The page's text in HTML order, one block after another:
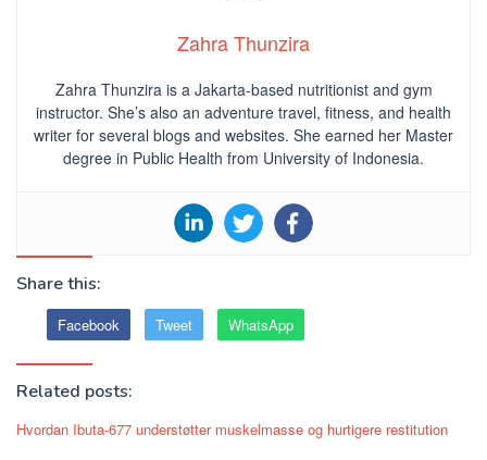
Zahra Thunzira
Zahra Thunzira is a Jakarta-based nutritionist and gym
instructor. She’s also an adventure travel, fitness, and health
writer for several blogs and websites. She earned her Master
degree in Public Health from University of Indonesia.
Share this:
Facebook Tweet WhatsApp
Related posts:
Hvordan Ibuta-677 understøtter muskelmasse og hurtigere restitution